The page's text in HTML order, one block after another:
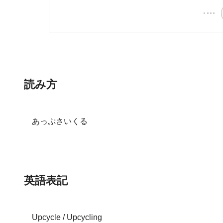
読み方
あっぷさいくる
英語表記
Upcycle / Upcycling